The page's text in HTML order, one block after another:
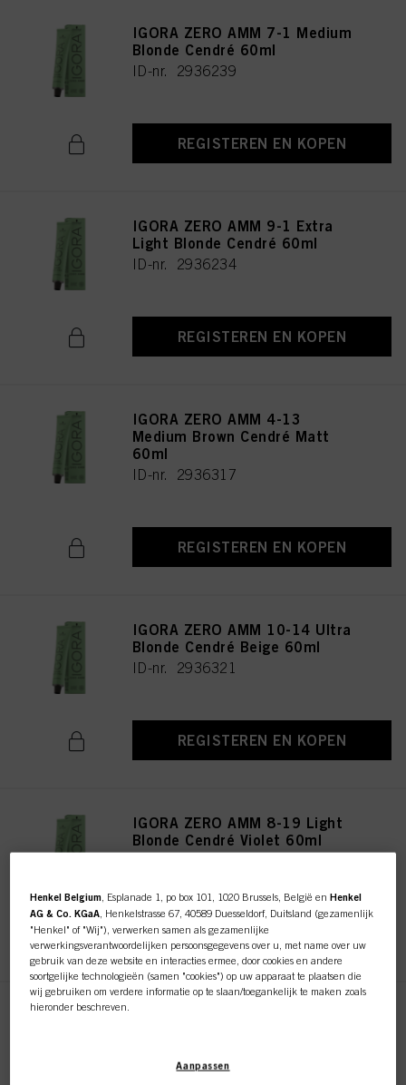
IGORA ZERO AMM 7-1 Medium
Blonde Cendré 60ml
ID-nr. 2936239
REGISTEREN EN KOPEN
IGORA ZERO AMM 9-1 Extra
Light Blonde Cendré 60ml
ID-nr. 2936234
REGISTEREN EN KOPEN
IGORA ZERO AMM 4-13
Medium Brown Cendré Matt
60ml
ID-nr. 2936317
REGISTEREN EN KOPEN
IGORA ZERO AMM 10-14 Ultra
Blonde Cendré Beige 60ml
ID-nr. 2936321
REGISTEREN EN KOPEN
IGORA ZERO AMM 8-19 Light
Blonde Cendré Violet 60ml
REGISTEREN EN KOPEN
Henkel Belgium , Esplanade 1, po box 101, 1020 Brussels, België enHenkel
AG & Co. KGaA , Henkelstrasse 67, 40589 Duesseldorf, Duitsland (gezamenlijk
"Henkel" of "Wij"), verwerken samen als gezamenlijke
verwerkingsverantwoordelijken persoonsgegevens over u, met name over uw
gebruik van deze website en interacties ermee, door cookies en andere
soortgelijke technologieën (samen "cookies") op uw apparaat te plaatsen die
wij gebruiken om verdere informatie op te slaan/toegankelijk te maken zoals
hieronder beschreven.
aangegeven in onze Gegevensbeschermingsverklaring waarnaar een link in
Aanpassen